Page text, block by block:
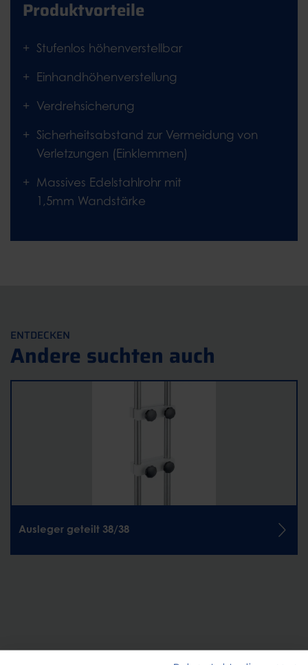
Produktvorteile
Stufenlos höhenverstellbar
Einhandhöhenverstellung
Verdrehsicherung
Sicherheitsabstand zur Vermeidung von
Verletzungen (Einklemmen)
Massives Edelstahlrohr mit
1,5mm Wandstärke
ENTDECKEN
Andere suchten auch
Ausleger geteilt 38/38